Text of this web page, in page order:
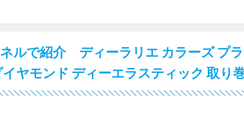
ルで紹介 ディーラリエ カラーズ プ
ヤモンド ディーエラスティック 取り